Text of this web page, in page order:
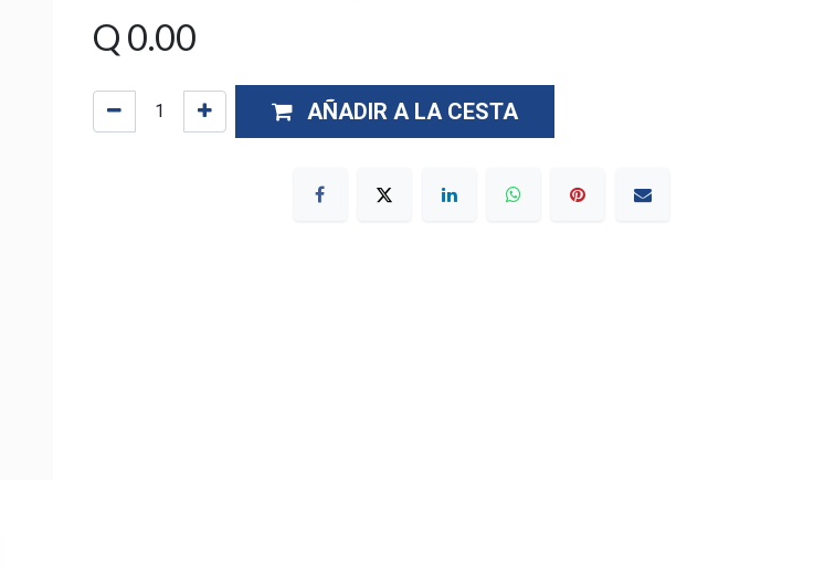
Q 0.00
AÑADIR A LA CESTA